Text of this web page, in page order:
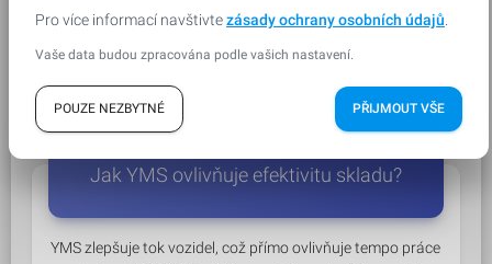
neorganizované fronty a urychluje odbavení vozidel.
Jak YMS ovlivňuje efektivitu skladu?
YMS zlepšuje tok vozidel, což přímo ovlivňuje tempo práce
Pro více informací navštivtezásady ochrany osobních údajů
Vaše data budou zpracována podle vašich nastavení.
POUZE NEZBYTNÉ PŘIJMOUT VŠE